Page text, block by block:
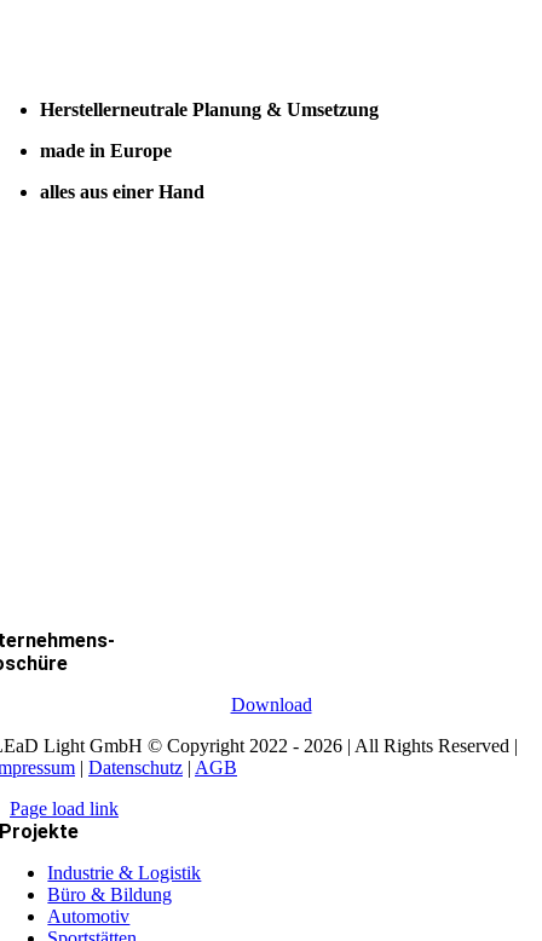
Herstellerneutrale Planung & Umsetzung
made in Europe
alles aus einer Hand
Download
Light GmbH © Copyright 2022 - 2026 | All Rights Reserved |
| Datenschutz | AGB
Page load link
Projekte
Industrie & Logistik
Büro & Bildung
Automotiv